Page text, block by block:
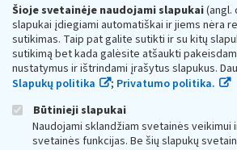
Šioje svetainėje naudojami slapukai(angl.
slapukai įdiegiami automatiškai ir jiems nėra
sutikimas. Taip pat galite sutikti ir su kitų
sutikimą bet kada galėsite atšaukti
nustatymus ir ištrindami įrašytus slapukus.
Slapukų politika
; Privatumo politika.
Būtinieji slapukai
Naudojami sklandžiam svetainės veikimui
svetainės funkcijas. Be šių slapukų
Respublikos finansų ministerijos
Biudžetinė įstaiga. Juridinio asmens kodas —
adresas: Vasario 16-osios g. 14, 01107 Vilnius,
vmi@vmi.lt, E. pristatymo dėžutės adresas
Duomenys apie Valstybinę mokesčių
Respublikos finansų ministerijos kaupiami ir